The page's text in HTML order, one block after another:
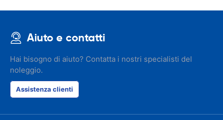
Aiuto e contatti
Hai bisogno di aiuto? Contatta i nostri specialisti del
noleggio.
Assistenza clienti